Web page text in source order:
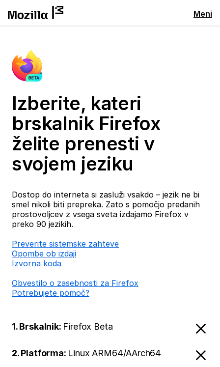
Meni
Izberite, kateri
brskalnik Firefox
želite prenesti v
svojem jeziku
Dostop do interneta si zasluži vsakdo – jezik ne bi
smel nikoli biti prepreka. Zato s pomočjo predanih
prostovoljcev z vsega sveta izdajamo Firefox v
preko 90 jezikih.
Preverite sistemske zahteve
Opombe ob izdaji
Izvorna koda
Obvestilo o zasebnosti za Firefox
Potrebujete pomoč?
1. Brskalnik: Firefox Beta
2. Platforma: Linux ARM64/AArch64